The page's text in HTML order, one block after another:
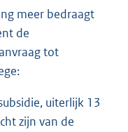
meer bedraagt
de
tot
uiterlijk 13
zijn van de